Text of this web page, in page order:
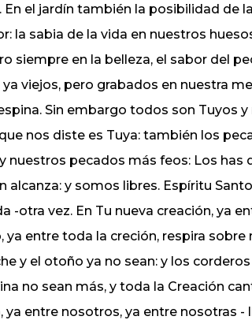
el jardín también la posibilidad de
la sabia de la vida en nuestros
siempre en la belleza, el sabor del
viejos, pero grabados en nuestra
Sin embargo todos son Tuyos y
nos diste es Tuya: también los
nuestros pecados más feos: Los has
y somos libres. Espíritu
-otra vez. En Tu nueva creación, ya
entre toda la creción, respira sobre
y el otoño ya no sean: y los corderos
no sean más, y toda la Creación
entre nosotros, ya entre nosotras -